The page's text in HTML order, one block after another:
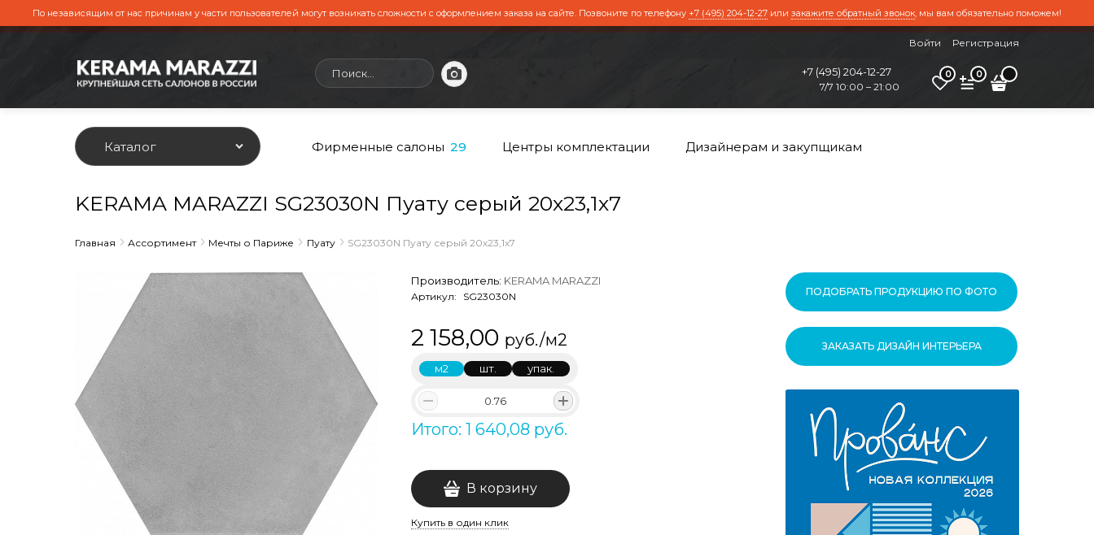
По независящим от нас причинам у части пользователей могут возникать сложности с оформлением заказа на сайте. Позвоните по телефону +7 (495) 204-12-27 или закажите обратный звонок, мы вам обязательно поможем!
Войти Регистрация
+7 (495) 204-12-27
7/7 10:00 – 21:00
0 0
Каталог Фирменные салоны 29 Центры комплектации Дизайнерам и закупщикам
KERAMA MARAZZI SG23030N Пуату серый 20х23,1х7
Главная Ассортимент Мечты о Париже Пуату SG23030N Пуату серый 20х23,1х7
Производитель: KERAMA MARAZZI
Артикул: SG23030N
2 158,00 руб./м2
м2 шт. упак.
Итого: 1 640,08 руб.
В корзину
Купить в один клик
ПОДОБРАТЬ ПРОДУКЦИЮ ПО ФОТО
ЗАКАЗАТЬ ДИЗАЙН ИНТЕРЬЕРА